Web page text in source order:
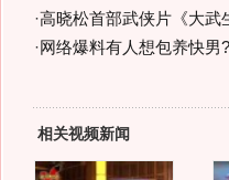
·高晓松首部武侠片《大武
·网络爆料有人想包养快男?
相关视频新闻